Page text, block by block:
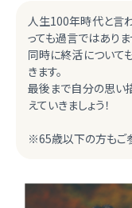
人生100年時代と言
っても過言ではありま
同時に終活について
きます。
最後まで自分の思い
えていきましょう！
※65歳以下の方もご